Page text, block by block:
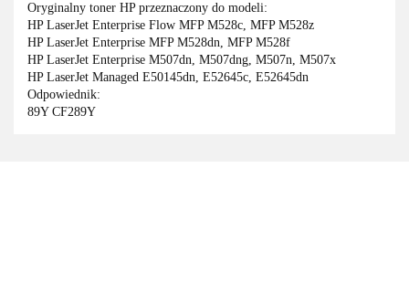
Oryginalny toner HP przeznaczony do modeli:
HP LaserJet Enterprise Flow MFP M528c, MFP M528z
HP LaserJet Enterprise MFP M528dn, MFP M528f
HP LaserJet Enterprise M507dn, M507dng, M507n, M507x
HP LaserJet Managed E50145dn, E52645c, E52645dn
Odpowiednik:
89Y CF289Y